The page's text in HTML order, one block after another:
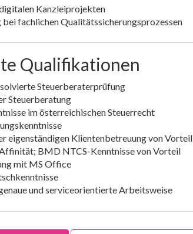
Kanzleiprojekten
fachlichen Qualitätssicherungsprozessen
Qualifikationen
Steuerberaterprüfung
Steuerberatung
im österreichischen Steuerrecht
eigenständigen Klientenbetreuung von Vorteil
BMD NTCS-Kenntnisse von Vorteil
mit MS Office
und serviceorientierte Arbeitsweise